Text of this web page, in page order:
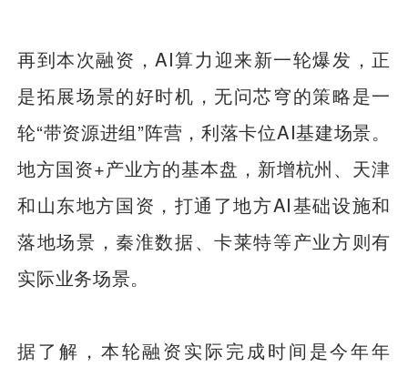
再到本次融资，AI算力迎来新一轮爆发，正
是拓展场景的好时机，无问芯穹的策略是一
轮“带资源进组”阵营，利落卡位AI基建场景。
地方国资+产业方的基本盘，新增杭州、天津
和山东地方国资，打通了地方AI基础设施和
落地场景，秦淮数据、卡莱特等产业方则有
实际业务场景。
据了解，本轮融资实际完成时间是今年年